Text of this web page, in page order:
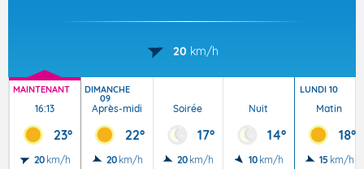
20 km/h
MAINTENANT
16:13
23°
20 km/h
DIMANCHE
09
Après-midi
22°
20 km/h
Soirée
17°
20 km/h
Nuit
14°
10 km/h
LUNDI 10
Matin
18°
15 km/h